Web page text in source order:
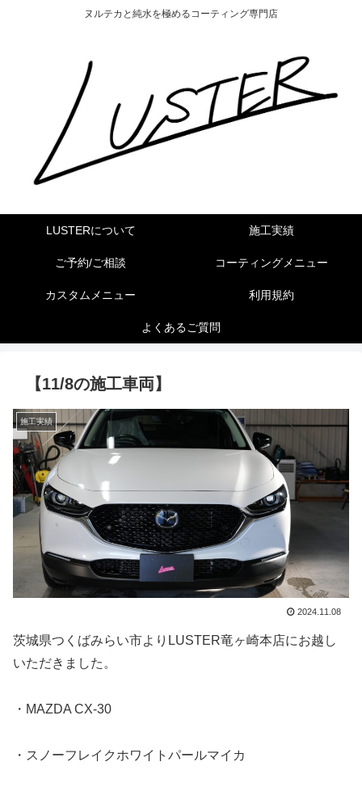
ヌルテカと純水を極めるコーティング専門店
LUSTERについて 施工実績
ご予約/ご相談 コーティングメニュー
カスタムメニュー 利用規約
よくあるご質問
【11/8の施工車両】
施工実績
2024.11.08
茨城県つくばみらい市よりLUSTER竜ヶ崎本店にお越し
いただきました。
・MAZDA CX-30
・スノーフレイクホワイトパールマイカ